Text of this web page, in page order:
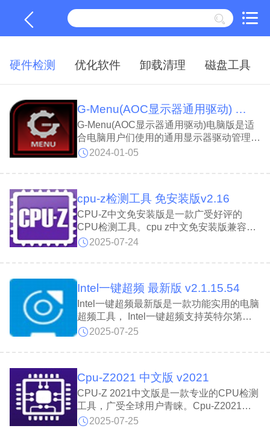
硬件检测 优化软件 卸载清理 磁盘工具
G-Menu(AOC显示器通用驱动) v3.33.0
G-Menu(AOC显示器通用驱动)电脑版是适
合电脑用户们使用的通用显示器驱动管理程
序。G-Menu(AOC显示器通用驱动)电脑版
让用户自定义调节显示器的各项属性参数，
显示器通用驱动)还具备了游戏同步的功
能，让用户更好地使用显示器。
2024-01-05
cpu-z检测工具 免安装版v2.16
CPU-Z中文免安装版是一款广受好评的
CPU检测工具。cpu z中文免安装版兼容多
种类型的CPU，启动速度快，检测效率
和内存的相关信息，尤其提供了内存双通道
求。
2025-07-24
Intel一键超频 最新版 v2.1.15.54
Intel一键超频最新版是一款功能实用的电脑
超频工具， Intel一键超频支持英特尔第七
代及以上处理器进行超频操作。 Intel一键
通过一键操作实时提升CPU运行频率，有
2025-07-25
Cpu-Z2021 中文版 v2021
CPU-Z 2021中文版是一款专业的CPU检测
工具，广受全球用户青睐。Cpu-Z2021版
本几乎兼容所有类型的CPU，具备快速启
2025-07-25